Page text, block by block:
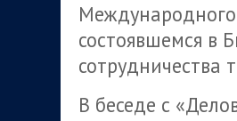
состоявшемся в
сотрудничества
В беседе с